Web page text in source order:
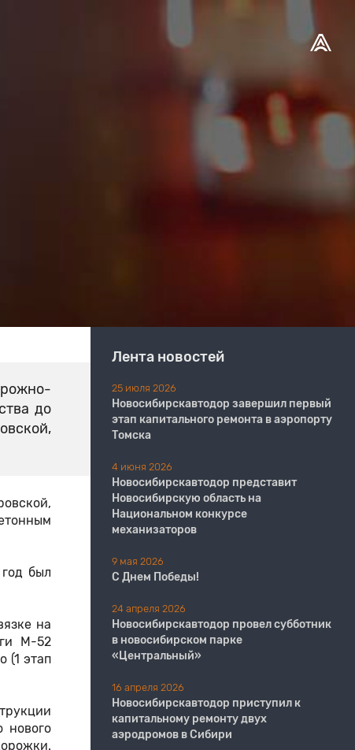
до
был
на
М-52
(1 этап
нового
Лента новостей
25 июля 2026
Новосибирскавтодор завершил первый
этап капитального ремонта в аэропорту
Томска
4 июня 2026
Новосибирскавтодор представит
Новосибирскую область на
Национальном конкурсе
механизаторов
9 мая 2026
С Днем Победы!
24 апреля 2026
Новосибирскавтодор провел субботник
в новосибирском парке
«Центральный»
16 апреля 2026
Новосибирскавтодор приступил к
капитальному ремонту двух
аэродромов в Сибири